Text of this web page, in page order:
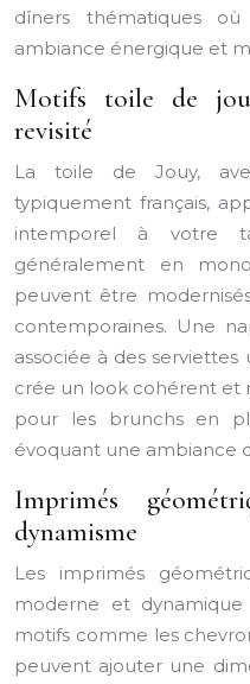
dîners thématiques
ambiance énergique et
Motifs toile de
revisité
La toile de Jouy,
typiquement français,
intemporel à votre
généralement en
peuvent être
contemporaines. Une
associée à des
crée un look cohérent et
pour les brunchs en
évoquant une ambiance
Imprimés
dynamisme
Les imprimés
moderne et
motifs comme les
peuvent ajouter une